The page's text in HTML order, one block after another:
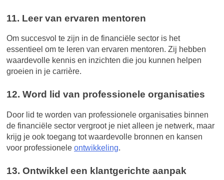
11. Leer van ervaren mentoren
Om succesvol te zijn in de financiële sector is het
essentieel om te leren van ervaren mentoren. Zij hebben
waardevolle kennis en inzichten die jou kunnen helpen
groeien in je carrière.
12. Word lid van professionele organisaties
Door lid te worden van professionele organisaties binnen
de financiële sector vergroot je niet alleen je netwerk, maar
krijg je ook toegang tot waardevolle bronnen en kansen
voor professionele ontwikkeling.
13. Ontwikkel een klantgerichte aanpak